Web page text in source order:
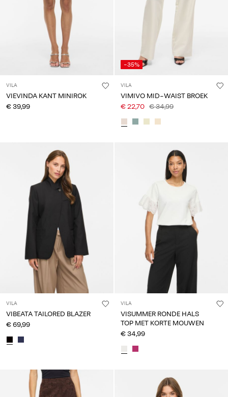
VILA
VIEVINDA KANT MINIROK
€ 39,99
-35%
VILA
VIMIVO MID-WAIST BROEK
€ 22,70 € 34,99
VILA
VIBEATA TAILORED BLAZER
€ 69,99
VILA
VISUMMER RONDE HALS
TOP MET KORTE MOUWEN
€ 34,99